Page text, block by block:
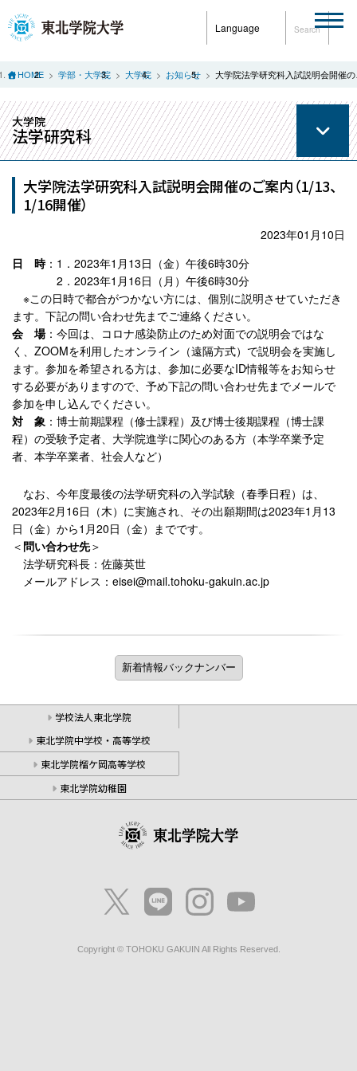
Language Search
HOME 学部・大学院 大学院 お知らせ 大学院法学研究科入試説明会開催
大学院
法学研究科
大学院法学研究科入試説明会開催のご案内（1/13、
1/16開催）
2023年01月10日
日 時：1．2023年1月13日（金）午後6時30分
2．2023年1月16日（月）午後6時30分
※この日時で都合がつかない方には、個別に説明させていただき
ます。下記の問い合わせ先までご連絡ください。
会 場：今回は、コロナ感染防止のため対面での説明会ではな
く、ZOOMを利用したオンライン（遠隔方式）で説明会を実施し
ます。参加を希望される方は、参加に必要なID情報等をお知らせ
する必要がありますので、予め下記の問い合わせ先までメールで
参加を申し込んでください。
対 象 ：博士前期課程（修士課程）及び博士後期課程（博士課
程）の受験予定者、大学院進学に関心のある方（本学卒業予定
者、本学卒業者、社会人など）
なお、今年度最後の法学研究科の入学試験（春季日程）は、
2023年2月16日（木）に実施され、その出願期間は2023年1月13
日（金）から1月20日（金）までです。
＜ 問い合わせ先＞
法学研究科長：佐藤英世
メールアドレス：eisei@mail.tohoku-gakuin.ac.jp
学校法人東北学院
東北学院中学校・高等学校
東北学院榴ケ岡高等学校
東北学院幼稚園
Copyright © TOHOKU GAKUIN All Rights Reserved.